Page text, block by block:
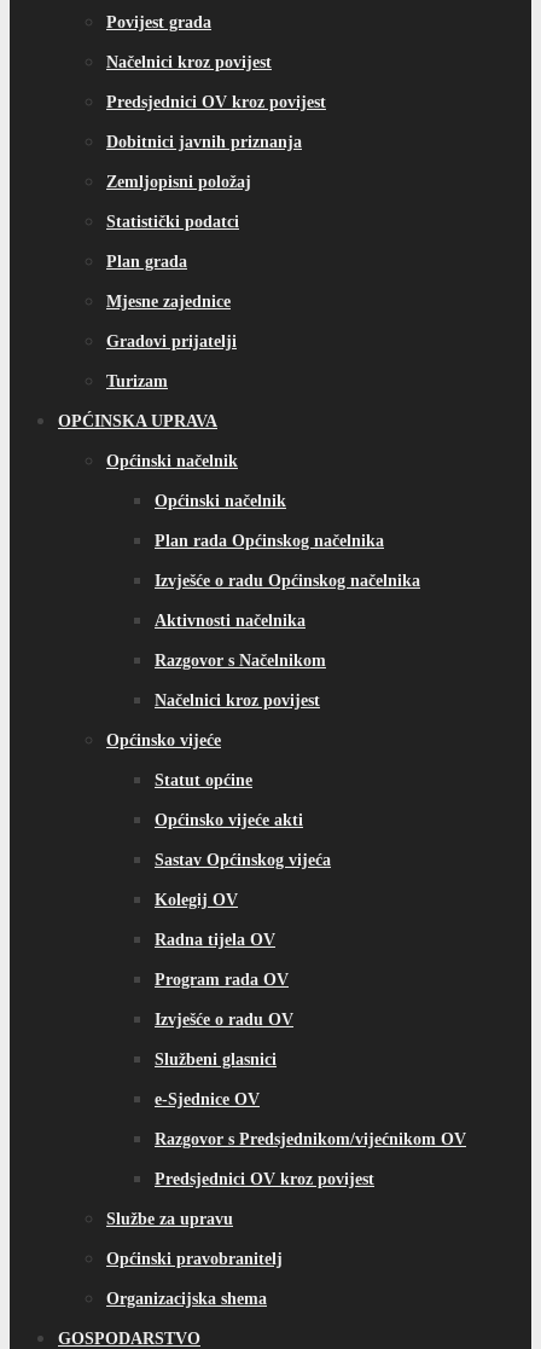
Povijest grada
Načelnici kroz povijest
Predsjednici OV kroz povijest
Dobitnici javnih priznanja
Zemljopisni položaj
Statistički podatci
Plan grada
Mjesne zajednice
Gradovi prijatelji
Turizam
OPĆINSKA UPRAVA
Općinski načelnik
Općinski načelnik
Plan rada Općinskog načelnika
Izvješće o radu Općinskog načelnika
Aktivnosti načelnika
Razgovor s Načelnikom
Načelnici kroz povijest
Općinsko vijeće
Statut općine
Općinsko vijeće akti
Sastav Općinskog vijeća
Kolegij OV
Radna tijela OV
Program rada OV
Izvješće o radu OV
Službeni glasnici
e-Sjednice OV
Razgovor s Predsjednikom/vijećnikom OV
Predsjednici OV kroz povijest
Službe za upravu
Općinski pravobranitelj
Organizacijska shema
GOSPODARSTVO